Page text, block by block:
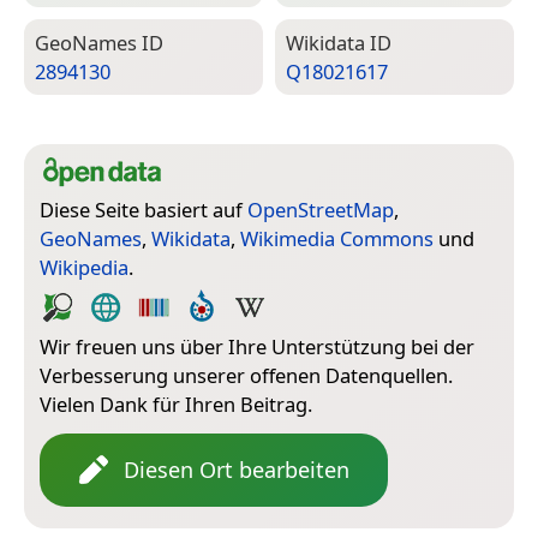
Geo­Names ID
2894130
Wiki­data ID
Q18021617
Diese Seite basiert aufOpenStreetMap,
GeoNames, Wikidata, Wikimedia Commons und
Wikipedia.
Wir freuen uns über Ihre Unterstützung bei der
Verbesserung unserer offenen Datenquellen.
Vielen Dank für Ihren Beitrag.
Diesen Ort bearbeiten